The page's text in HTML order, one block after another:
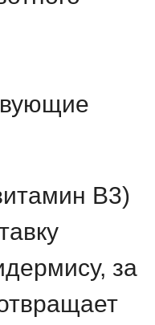
B3)
за